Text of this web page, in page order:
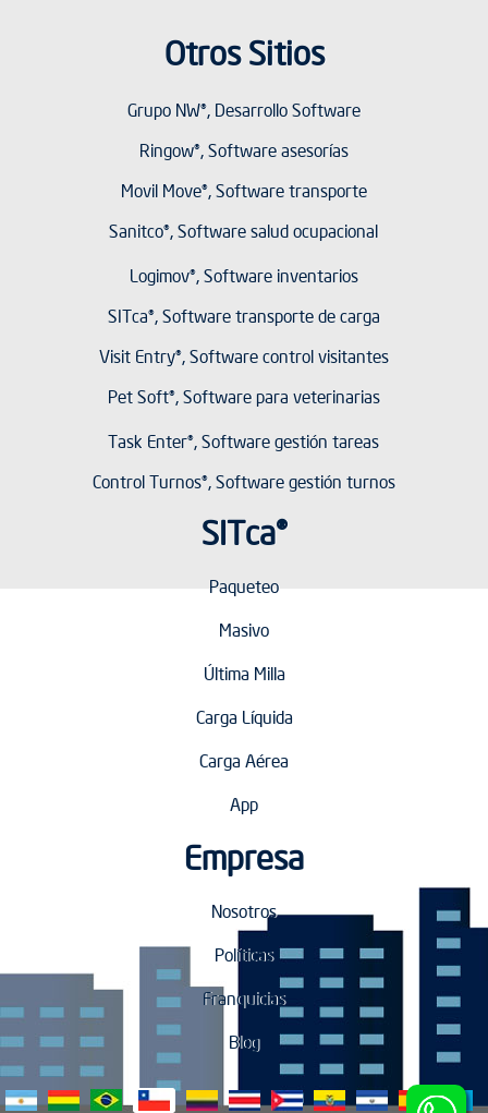
Otros Sitios
Grupo NW®, Desarrollo Software
Ringow®, Software asesorías
Movil Move®, Software transporte
Sanitco®, Software salud ocupacional
Logimov®, Software inventarios
SITca®, Software transporte de carga
Visit Entry®, Software control visitantes
Pet Soft®, Software para veterinarias
Task Enter®, Software gestión tareas
Control Turnos®, Software gestión turnos
SITca®
Paqueteo
Masivo
Última Milla
Carga Líquida
Carga Aérea
App
Empresa
Nosotros
Políticas
Franquicias
Blog